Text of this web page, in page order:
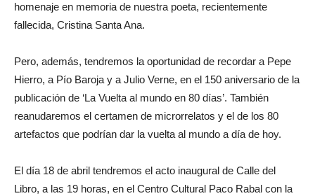
homenaje en memoria de nuestra poeta, recientemente
fallecida, Cristina Santa Ana.
Pero, además, tendremos la oportunidad de recordar a Pepe
Hierro, a Pío Baroja y a Julio Verne, en el 150 aniversario de la
publicación de ‘La Vuelta al mundo en 80 días’. También
reanudaremos el certamen de microrrelatos y el de los 80
artefactos que podrían dar la vuelta al mundo a día de hoy.
El día 18 de abril tendremos el acto inaugural de Calle del
Libro, a las 19 horas, en el Centro Cultural Paco Rabal con la